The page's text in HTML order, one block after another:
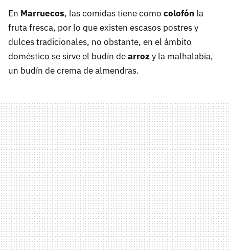
En Marruecos, las comidas tiene como colofón la
fruta fresca, por lo que existen escasos postres y
dulces tradicionales, no obstante, en el ámbito
doméstico se sirve el budín dearrozy la malhalabia,
un budín de crema de almendras.